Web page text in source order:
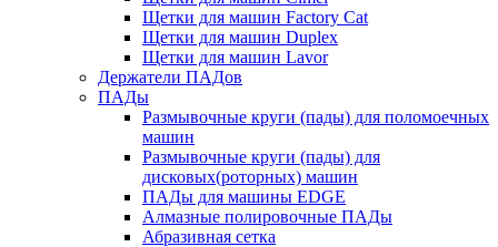
Щетки для машин Factory Cat
Щетки для машин Duplex
Щетки для машин Lavor
Держатели ПАДов
ПАДы
Размывочные круги (пады) для поломоечных
машин
Размывочные круги (пады) для
дисковых(роторных) машин
ПАДы для машины EDGE
Алмазные полировочные ПАДы
Абразивная сетка